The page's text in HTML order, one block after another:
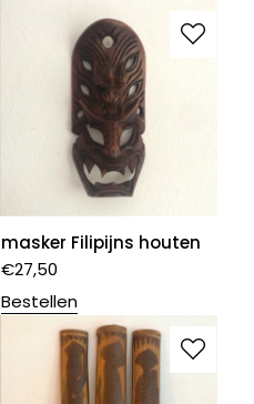
masker Filipijns houten
€27,50
Bestellen